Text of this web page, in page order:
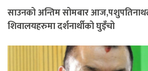
साउनको अन्तिम सोमबार
शिवालयहरुमा दर्शनार्थीको घुइँचो